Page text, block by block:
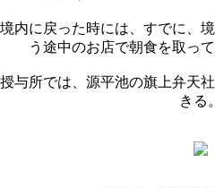
境内に戻った時には、すでに、
う途中のお店で朝食を取っ
授与所では、源平池の旗上弁天
きる。